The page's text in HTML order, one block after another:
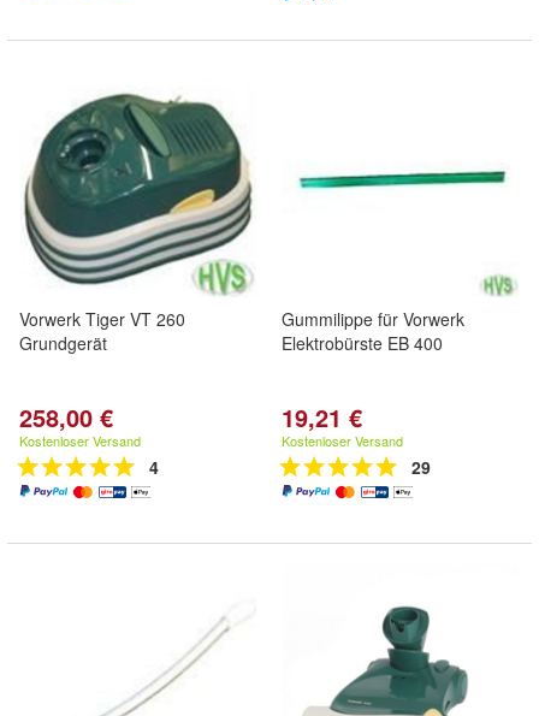
Vorwerk Tiger VT 260
Grundgerät
258,00 €
Kostenloser Versand
4
Gummilippe für Vorwerk
Elektrobürste EB 400
19,21 €
Kostenloser Versand
29